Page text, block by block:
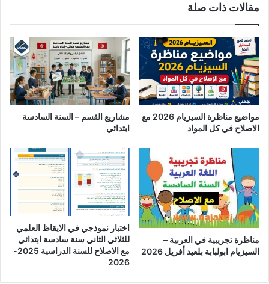
مقالات ذات صلة
مواضيع مناظرة السيزيام 2026 مع
الاصلاح في كل المواد
مشاريع القسم – السنة السادسة
ابتدائي
مناظرة تجريبية في العربية –
السيزيام ابولبابة بلعيد أفريل 2026
اختبار نموذجي في الايقاظ العلمي
للثلاثي الثاني سنة سادسة ابتدائي
مع الاصلاح للسنة الدراسية 2025-
2026